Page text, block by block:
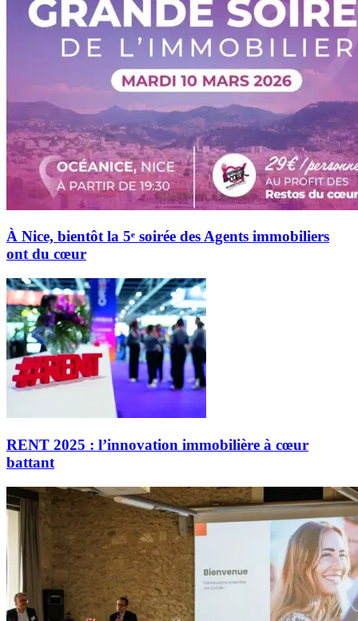
À Nice, bientôt la 5ᵉ soirée des Agents immobiliers
ont du cœur
RENT 2025 : l’innovation immobilière à cœur
battant